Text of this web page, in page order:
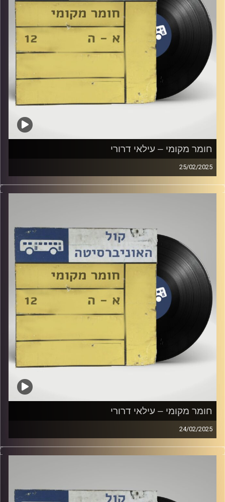
חומר מקומי – עילאי דרורי
25/02/2025
שעה של מוזיקה ישראלית עם עילאי דרורי
חומר מקומי – עילאי דרורי
24/02/2025
שעה של מוזיקה ישראלית עם עילאי דרורי